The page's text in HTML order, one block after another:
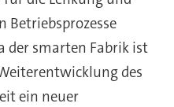
Betriebsprozesse
der smarten Fabrik ist
des
ein neuer